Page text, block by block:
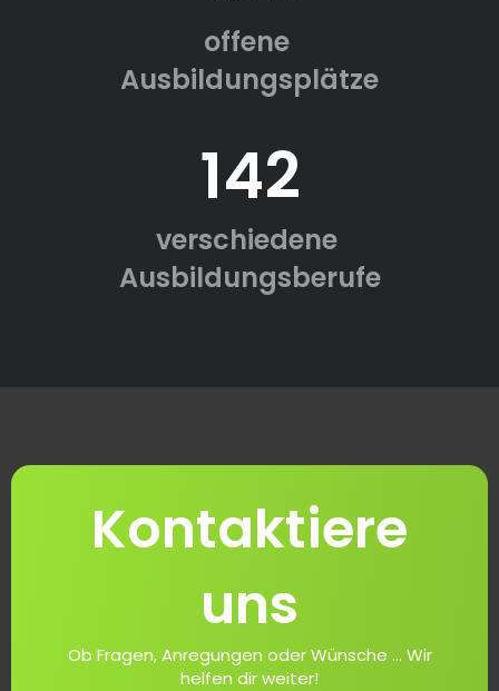
offene
Ausbildungsplätze
142
verschiedene
Ausbildungsberufe
Kontaktiere
uns
Ob Fragen, Anregungen oder Wünsche ... Wir
helfen dir weiter!